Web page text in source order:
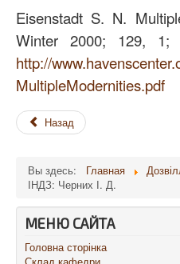
Eisenstadt S. N.
Winter 2000; 129, 1;
http://
MultipleModernities.pdf
Назад
Вы здесь: Главная
ІНДЗ: Черних І. Д.
МЕНЮ САЙТА
Головна сторінка